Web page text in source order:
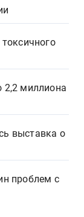
2,2 миллиона
выставка о
проблем с